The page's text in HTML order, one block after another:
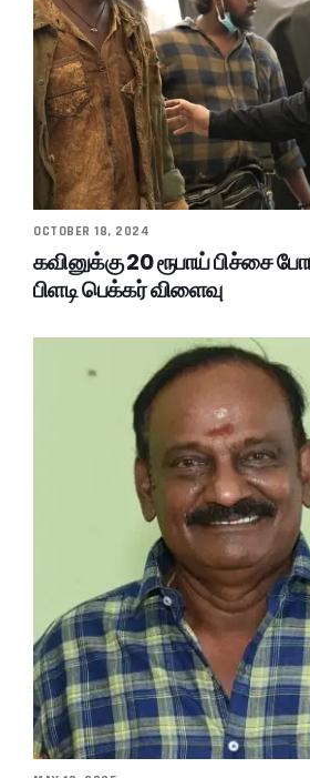
OCTOBER 18, 2024
கவினுக்கு 20 ரூபாய் பிச்சை
பிளடி பெக்கர் விளைவு